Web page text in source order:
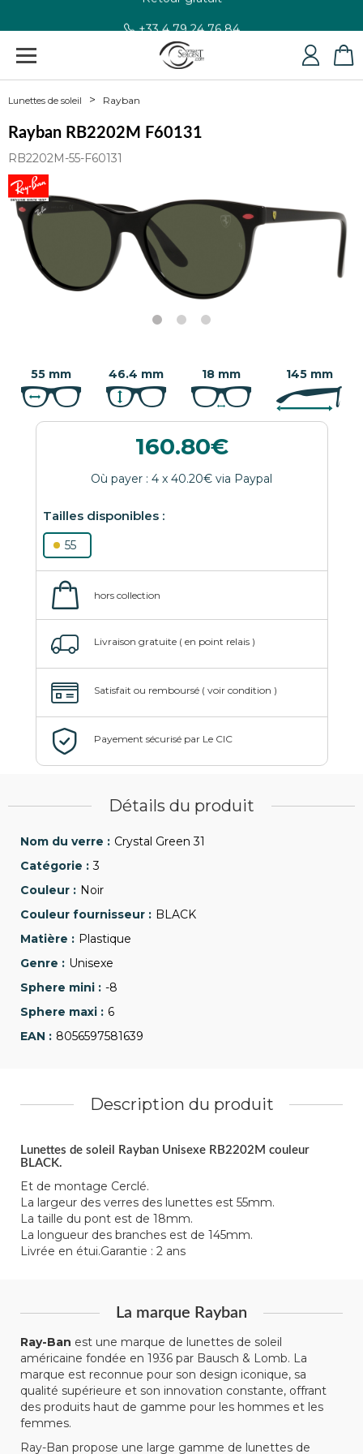
+33 4 79 24 76 84
Lunettes de soleil Rayban
Rayban RB2202M F60131
RB2202M-55-F60131
55 mm 46.4 mm 18 mm 145 mm
160.80
55
Détails du produit
Crystal Green 31
3
Noir
BLACK
Plastique
Unisexe
-8
6
8056597581639
Description du produit
Lunettes de soleil Rayban Unisexe RB2202M couleur
BLACK.
Et de montage Cerclé.
La largeur des verres des lunettes est 55mm.
La taille du pont est de 18mm.
La longueur des branches est de 145mm.
Livrée en étui.Garantie : 2 ans
La marque Rayban
Ray-Ban est une marque de lunettes de soleil
américaine fondée en 1936 par Bausch & Lomb. La
marque est reconnue pour son design iconique, sa
qualité supérieure et son innovation constante, offrant
des produits haut de gamme pour les hommes et les
femmes.
Ray-Ban propose une large gamme de lunettes de